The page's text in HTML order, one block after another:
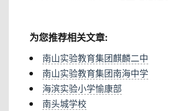
为您推荐相关文章:
南山实验教育集团麒麟二中
南山实验教育集团南海中学
海滨实验小学愉康部
南头城学校